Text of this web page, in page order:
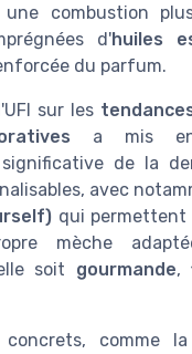
une combustion
d'huiles
du parfum.
sur les
a mis en
de la
avec
qui permettent
mèche
soit gourmande,
concrets, comme